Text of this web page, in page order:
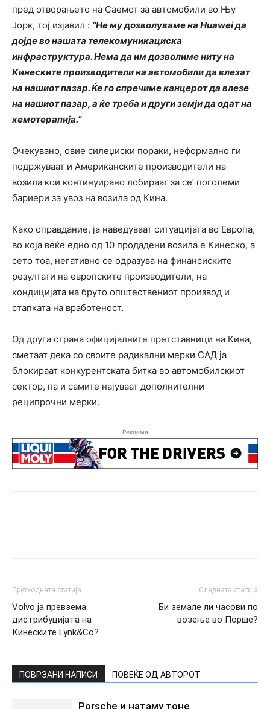
пред отворањето на Саемот за автомобили во Њу
Јорк, тој изјавил : “Не му дозволуваме на Huawei да
дојде во нашата телекомуникациска
инфраструктура. Нема да им дозволиме ниту на
Кинеските производители на автомобили да влезат
на нашиот пазар. Ќе го спречиме канцерот да влезе
на нашиот пазар, а ќе треба и други земји да одат на
хемотерапија.”
Очекувано, овие силеџиски пораки, неформално ги
подржуваат и Американските производители на
возила кои континуирано лобираат за се’ поголеми
бариери за увоз на возила од Кина.
Како оправдание, ја наведуваат ситуацијата во Европа,
во која веќе едно од 10 продадени возила е Кинеско, а
сето тоа, негативно се одразува на финансиските
резултати на европските производители, на
кондицијата на бруто општествениот производ и
стапката на вработеност.
Од друга страна официјалните претставници на Кина,
сметаат дека со своите радикални мерки САД ја
блокираат конкурентската битка во автомобилскиот
сектор, па и самите најуваат дополнителни
реципрочни мерки.
Реклама
Претходната статија
Volvo ја превзема
дистрибуцијата на
Кинеските Lynk&Co?
Следната статија
Би земале ли часови по
возење во Порше?
ПОВРЗАНИ НАПИСИ ПОВЕЌЕ ОД АВТОРОТ
Porsche и натаму тоне